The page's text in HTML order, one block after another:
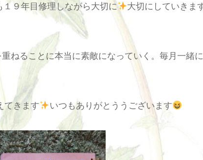
１９年目修理しながら大切に
大切にしていきま
ねることに本当に素敵になっていく。毎月一緒
てきます いつもありがとううございます